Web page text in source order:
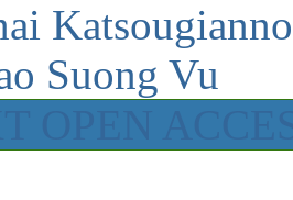
Suong Vu